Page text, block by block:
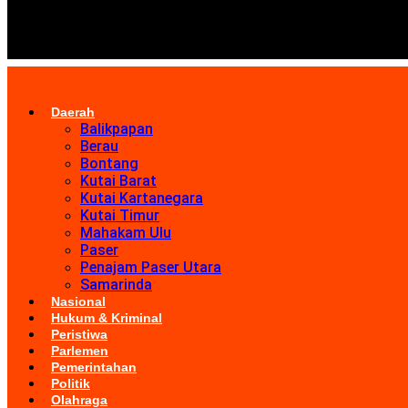
Daerah
Balikpapan
Berau
Bontang
Kutai Barat
Kutai Kartanegara
Kutai Timur
Mahakam Ulu
Paser
Penajam Paser Utara
Samarinda
Nasional
Hukum & Kriminal
Peristiwa
Parlemen
Pemerintahan
Politik
Olahraga